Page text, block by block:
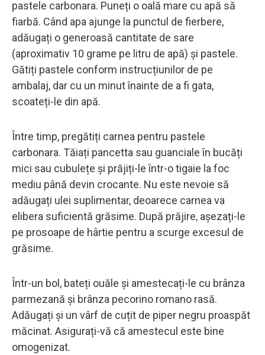
pastele carbonara. Puneți o oală mare cu apă să
fiarbă. Când apa ajunge la punctul de fierbere,
adăugați o generoasă cantitate de sare
(aproximativ 10 grame pe litru de apă) și pastele.
Gătiți pastele conform instrucțiunilor de pe
ambalaj, dar cu un minut înainte de a fi gata,
scoateți-le din apă.
Între timp, pregătiți carnea pentru pastele
carbonara. Tăiați pancetta sau guanciale în bucăți
mici sau cubulețe și prăjiți-le într-o tigaie la foc
mediu până devin crocante. Nu este nevoie să
adăugați ulei suplimentar, deoarece carnea va
elibera suficientă grăsime. După prăjire, așezați-le
pe prosoape de hârtie pentru a scurge excesul de
grăsime.
Într-un bol, bateți ouăle și amestecați-le cu brânza
parmezană și brânza pecorino romano rasă.
Adăugați și un vârf de cuțit de piper negru proaspăt
măcinat. Asigurați-vă că amestecul este bine
omogenizat.